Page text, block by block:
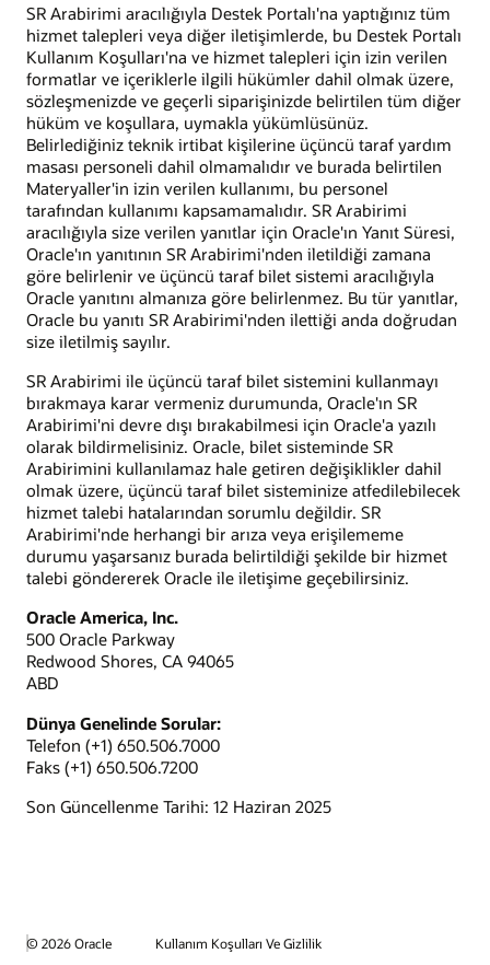
SR Arabirimi aracılığıyla Destek Portalı'na yaptığınız tüm
hizmet talepleri veya diğer iletişimlerde, bu Destek Portalı
Kullanım Koşulları'na ve hizmet talepleri için izin verilen
formatlar ve içeriklerle ilgili hükümler dahil olmak üzere,
sözleşmenizde ve geçerli siparişinizde belirtilen tüm diğer
hüküm ve koşullara, uymakla yükümlüsünüz.
Belirlediğiniz teknik irtibat kişilerine üçüncü taraf yardım
masası personeli dahil olmamalıdır ve burada belirtilen
Materyaller'in izin verilen kullanımı, bu personel
tarafından kullanımı kapsamamalıdır. SR Arabirimi
aracılığıyla size verilen yanıtlar için Oracle'ın Yanıt Süresi,
Oracle'ın yanıtının SR Arabirimi'nden iletildiği zamana
göre belirlenir ve üçüncü taraf bilet sistemi aracılığıyla
Oracle yanıtını almanıza göre belirlenmez. Bu tür yanıtlar,
Oracle bu yanıtı SR Arabirimi'nden ilettiği anda doğrudan
size iletilmiş sayılır.
SR Arabirimi ile üçüncü taraf bilet sistemini kullanmayı
bırakmaya karar vermeniz durumunda, Oracle'ın SR
Arabirimi'ni devre dışı bırakabilmesi için Oracle'a yazılı
olarak bildirmelisiniz. Oracle, bilet sisteminde SR
Arabirimini kullanılamaz hale getiren değişiklikler dahil
olmak üzere, üçüncü taraf bilet sisteminize atfedilebilecek
hizmet talebi hatalarından sorumlu değildir. SR
Arabirimi'nde herhangi bir arıza veya erişilememe
durumu yaşarsanız burada belirtildiği şekilde bir hizmet
talebi göndererek Oracle ile iletişime geçebilirsiniz.
Oracle America, Inc.
500 Oracle Parkway
Redwood Shores, CA 94065
ABD
Dünya Genelinde Sorular:
Telefon (+1) 650.506.7000
Faks (+1) 650.506.7200
Son Güncellenme Tarihi: 12 Haziran 2025
© 2026 Oracle Kullanım Koşulları Ve Gizlilik